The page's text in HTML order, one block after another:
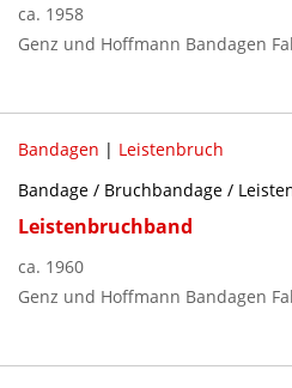
ca. 1958
Genz und Hoffmann Bandagen
Bandagen | Leistenbruch
Bandage / Bruchbandage /
Leistenbruchband
ca. 1960
Genz und Hoffmann Bandagen